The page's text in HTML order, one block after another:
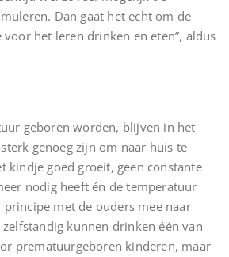
Dan gaat het echt om de
het leren drinken en eten”, aldus
geboren worden, blijven in het
genoeg zijn om naar huis te
kindje goed groeit, geen constante
nodig heeft én de temperatuur
principe met de ouders mee naar
zelfstandig kunnen drinken één van
prematuurgeboren kinderen, maar